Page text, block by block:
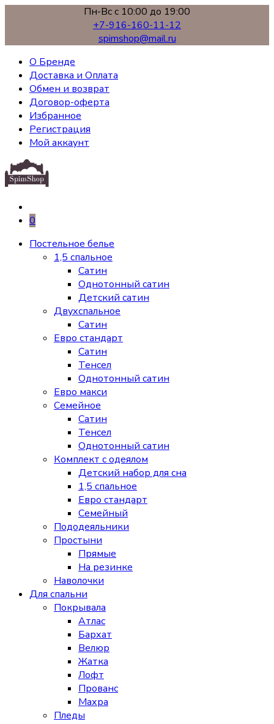
Пн-Вс с 10:00 до 19:00
+7-916-160-11-12
spimshop@mail.ru
О Бренде
Доставка и Оплата
Обмен и возврат
Договор-оферта
Избранное
Регистрация
Мой аккаунт
0
Постельное белье
1,5 спальное
Сатин
Однотонный сатин
Детский сатин
Двухспальное
Сатин
Евро стандарт
Сатин
Тенсел
Однотонный сатин
Евро макси
Семейное
Сатин
Тенсел
Однотонный сатин
Комплект с одеялом
Детский набор для сна
1,5 спальное
Евро стандарт
Семейный
Пододеяльники
Простыни
Прямые
На резинке
Наволочки
Для спальни
Покрывала
Атлас
Бархат
Велюр
Жатка
Лофт
Прованс
Махра
Пледы